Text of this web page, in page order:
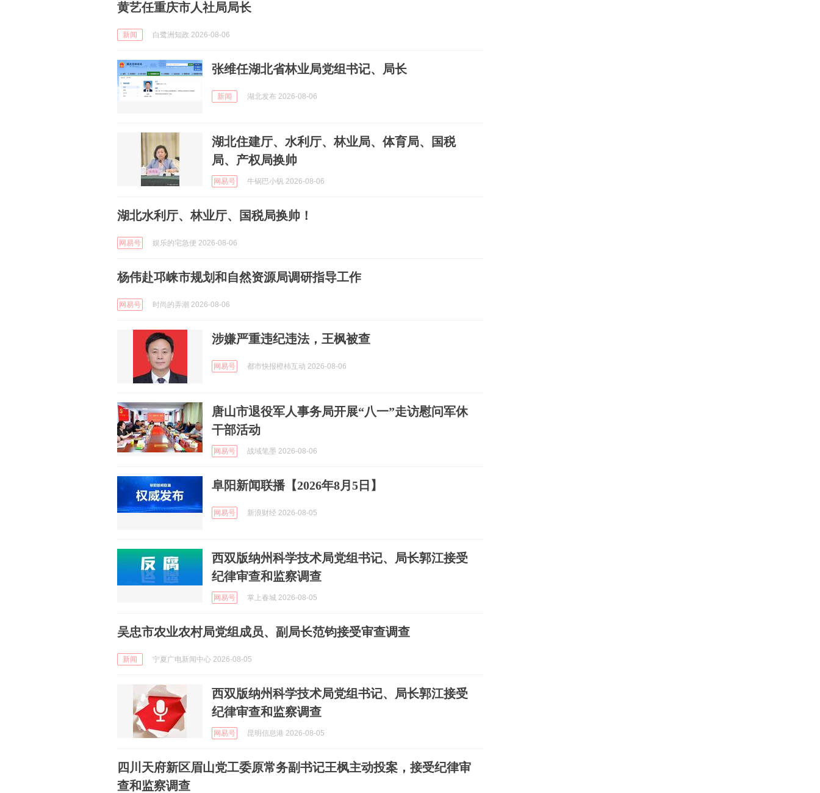
黄艺任重庆市人社局局长
新闻 白鹭洲知政 2026-08-06
张维任湖北省林业局党组书记、局长
新闻 湖北发布 2026-08-06
湖北住建厅、水利厅、林业局、体育局、国税
局、产权局换帅
网易号 牛锅巴小钒 2026-08-06
湖北水利厅、林业厅、国税局换帅！
网易号 娱乐的宅急便 2026-08-06
杨伟赴邛崃市规划和自然资源局调研指导工作
网易号 时尚的弄潮 2026-08-06
涉嫌严重违纪违法，王枫被查
网易号 都市快报橙柿互动 2026-08-06
唐山市退役军人事务局开展“八一”走访慰问军休
干部活动
网易号 战域笔墨 2026-08-06
阜阳新闻联播【2026年8月5日】
网易号 新浪财经 2026-08-05
西双版纳州科学技术局党组书记、局长郭江接受
纪律审查和监察调查
网易号 掌上春城 2026-08-05
吴忠市农业农村局党组成员、副局长范钧接受审查调查
新闻 宁夏广电新闻中心 2026-08-05
西双版纳州科学技术局党组书记、局长郭江接受
纪律审查和监察调查
网易号 昆明信息港 2026-08-05
四川天府新区眉山党工委原常务副书记王枫主动投案，接受纪律审
查和监察调查